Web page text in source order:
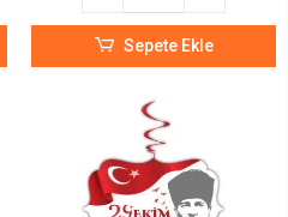
Sepete Ekle